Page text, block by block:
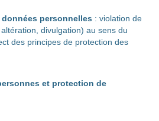
personnelles : violation de
divulgation) au sens du
des principes de protection des
et protection de